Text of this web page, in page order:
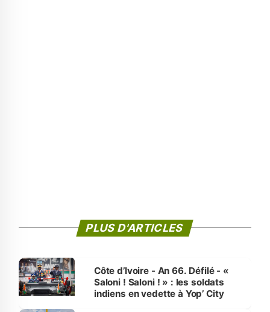
PLUS D'ARTICLES
Côte d’Ivoire - An 66. Défilé - «
Saloni ! Saloni ! » : les soldats
indiens en vedette à Yop’ City